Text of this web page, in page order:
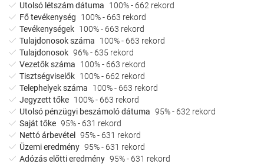
Utolsó létszám dátuma
100% - 662 rekord
Fő tevékenység
100% - 663 rekord
Tevékenységek 100% - 663 rekord
Tulajdonosok száma
100% - 663 rekord
Tulajdonosok 96% - 635 rekord
Vezetők száma
100% - 663 rekord
Tisztségviselők 100% - 662 rekord
Telephelyek száma
100% - 663 rekord
Jegyzett tőke 100% - 663 rekord
Utolsó pénzügyi beszámoló dátuma 95% - 632 rekord
Saját tőke 95% - 631 rekord
Nettó árbevétel
95% - 631 rekord
Üzemi eredmény 95% - 631 rekord
Adózás előtti eredmény 95% - 631 rekord